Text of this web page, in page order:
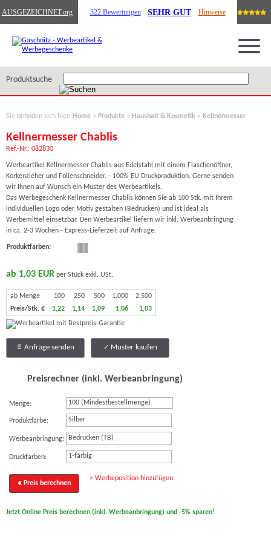
AUSGEZEICHNET.org 322 Bewertungen SEHR GUT Hinweise
Produktsuche
Sie befinden sich hier: Home » Produkte » Haushalt & Kosmetik » Kellnermesser
Kellnermesser Chablis
Ref.-Nr.: 082830
Werbeartikel Kellnermesser Chablis aus Edelstahl mit einem Flaschenöffner,
Korkenzieher und Folienschneider. - 100% EU Druckproduktion. Gerne senden
wir Ihnen auf Wunsch ein Muster des Werbeartikels.
Das Werbegeschenk Kellnermesser Chablis können Sie ab 100 Stk. mit Ihrem
individuellen Logo oder Motiv gestalten (Bedrucken) und ist ideal als
Werbemittel einsetzbar. Den Werbeartikel liefern wir inkl. Werbeanbringung
in ca. 2-3 Wochen - Express-Lieferzeit auf Anfrage.
Produktfarben:
ab 1,03 EUR per Stück exkl. USt.
ab Menge 100 250 500 1.000
2.500
Preis/Stk. €
1,22 1,14 1,09 1,06 1,03
Anfrage senden Muster kaufen
Preisrechner (inkl. Werbeanbringung)
Menge:
Produktfarbe: Silber
Werbeanbringung: Bedrucken (TB)
Druckfarben: 1-färbig
€ Preis berechnen
> Werbeposition hinzufügen
Jetzt Online Preis berechnen (inkl. Werbeanbringung) und -5% sparen!